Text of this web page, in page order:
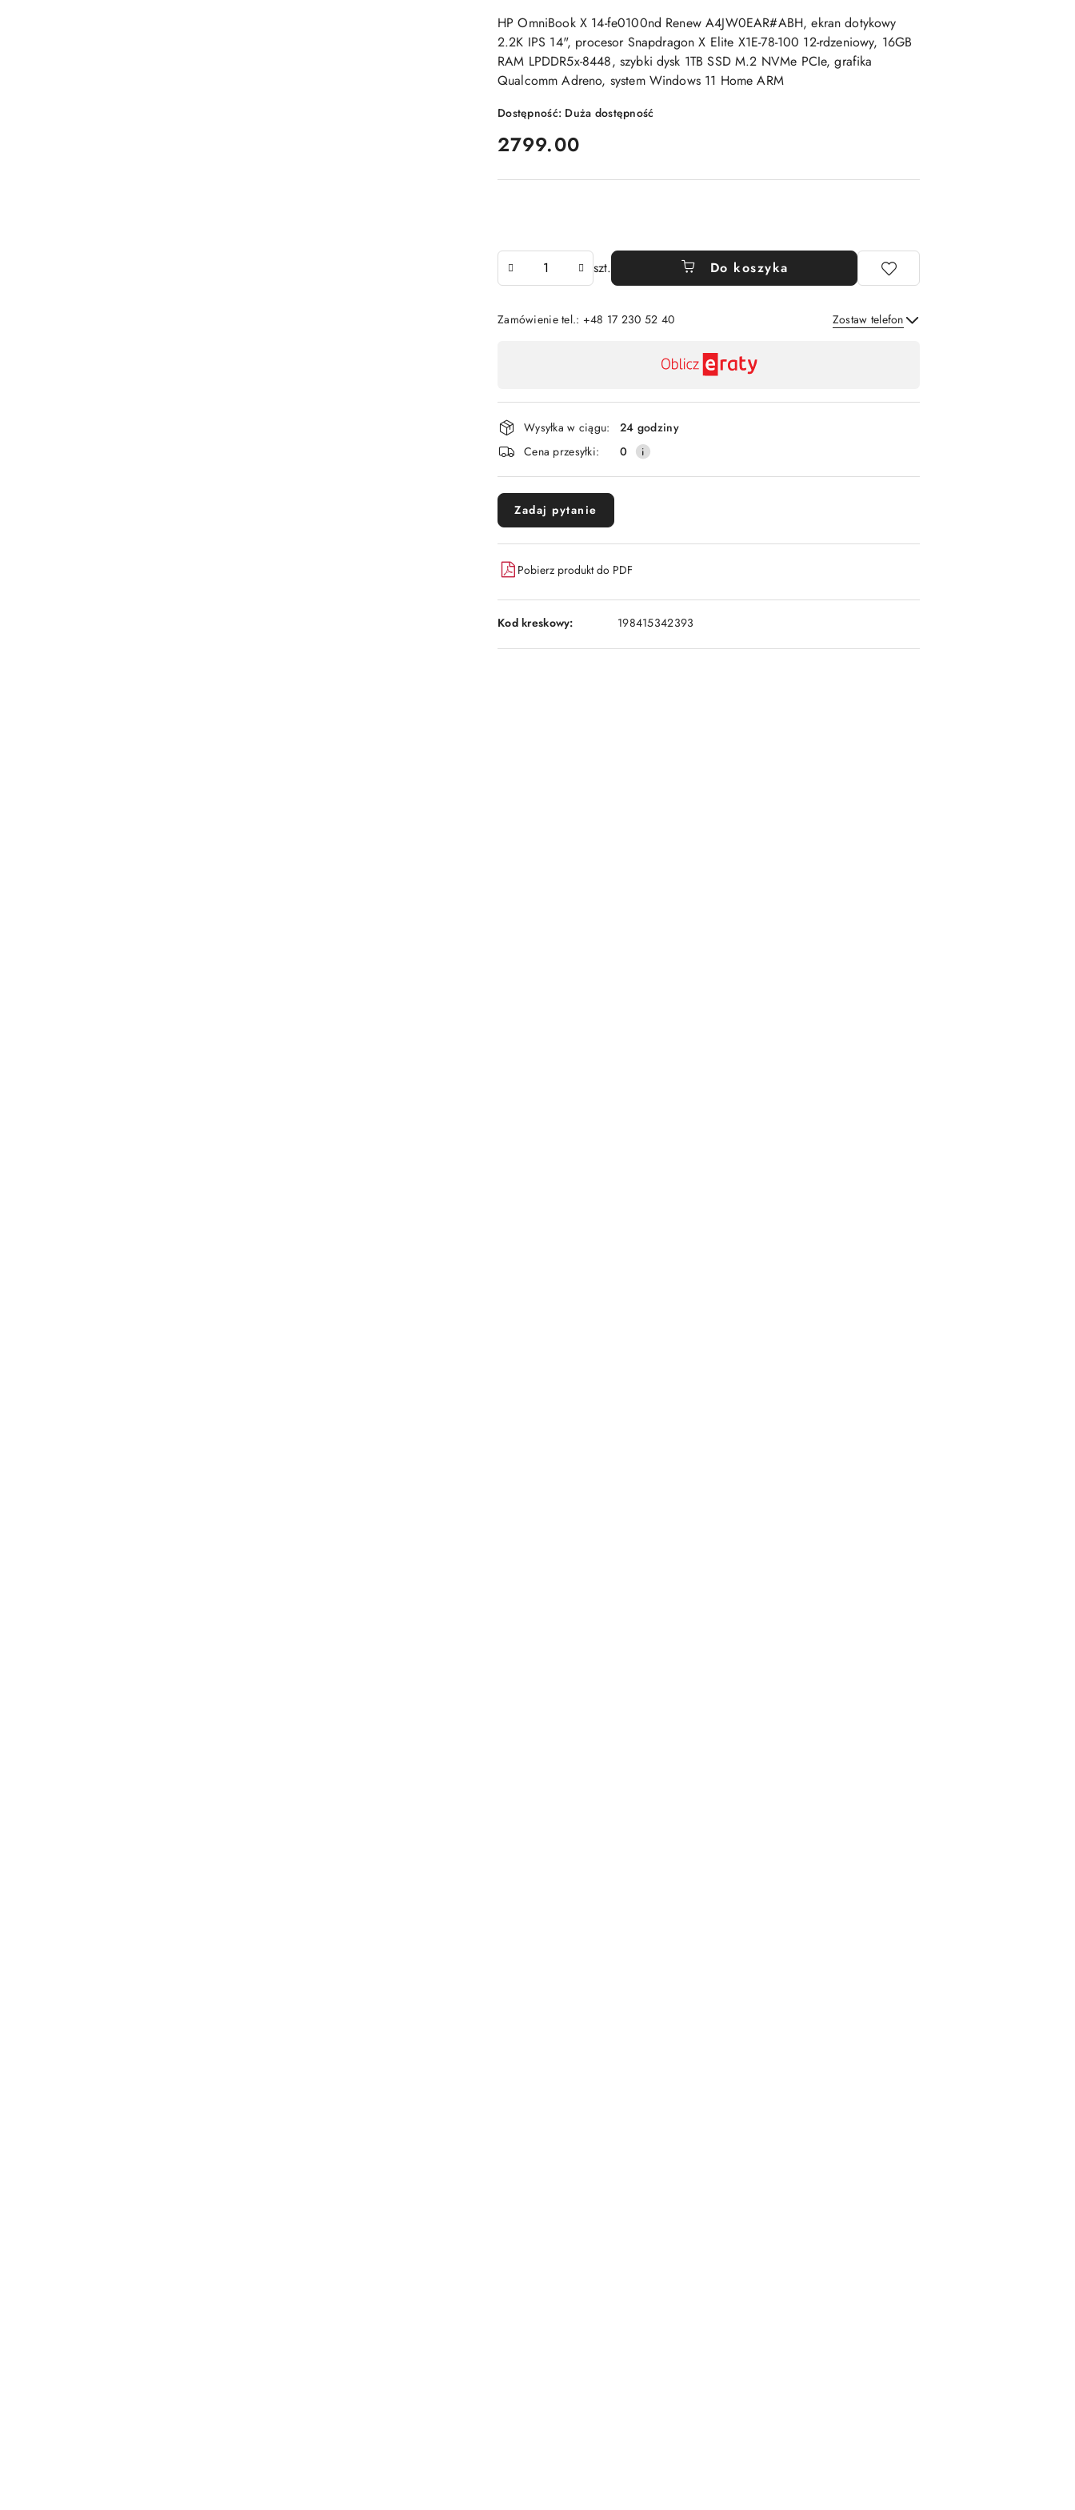
HP OmniBook X 14-fe0100nd Renew A4JW0EAR#ABH, ekran dotykowy
2.2K IPS 14", procesor Snapdragon X Elite X1E-78-100 12-rdzeniowy, 16GB
RAM LPDDR5x-8448, szybki dysk 1TB SSD M.2 NVMe PCIe, grafika
Qualcomm Adreno, system Windows 11 Home ARM
Dostępność: Duża dostępność
cena:
2799.00
szt. Do koszyka
Zamówienie tel.: +48 17 230 52 40 Zostaw telefon
płatność
i
dostawa
Wysyłka w ciągu:
24 godziny
Cena przesyłki:
0
Zadaj pytanie
Pobierz produkt do PDF
Kod kreskowy: 198415342393